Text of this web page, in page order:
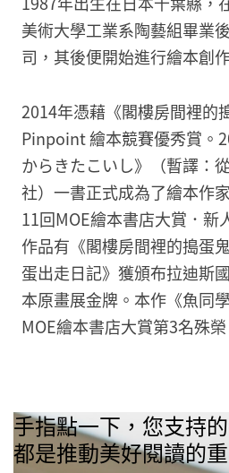
美術大學工業系陶藝組畢業
司，其後便開始進行繪本創
2014年憑藉《閣樓房間裡的
Pinpoint 繪本競賽優秀賞。
からきたこいし》（暫譯：
社）一書正式成為了繪本作
11回MOE繪本書店大賞．新
作品有《閣樓房間裡的搗蛋
蛋出走日記》獲頒布拉迪斯
本原畫展金牌。本作《魚同
MOE繪本書店大賞第3名殊榮
手指點一下，您支持
都是推動美好閱讀的